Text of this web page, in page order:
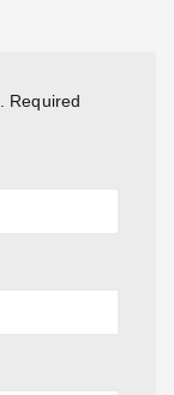
Required